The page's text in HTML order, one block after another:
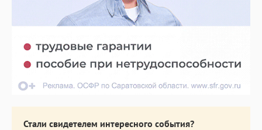
Стали свидетелем интересного события?